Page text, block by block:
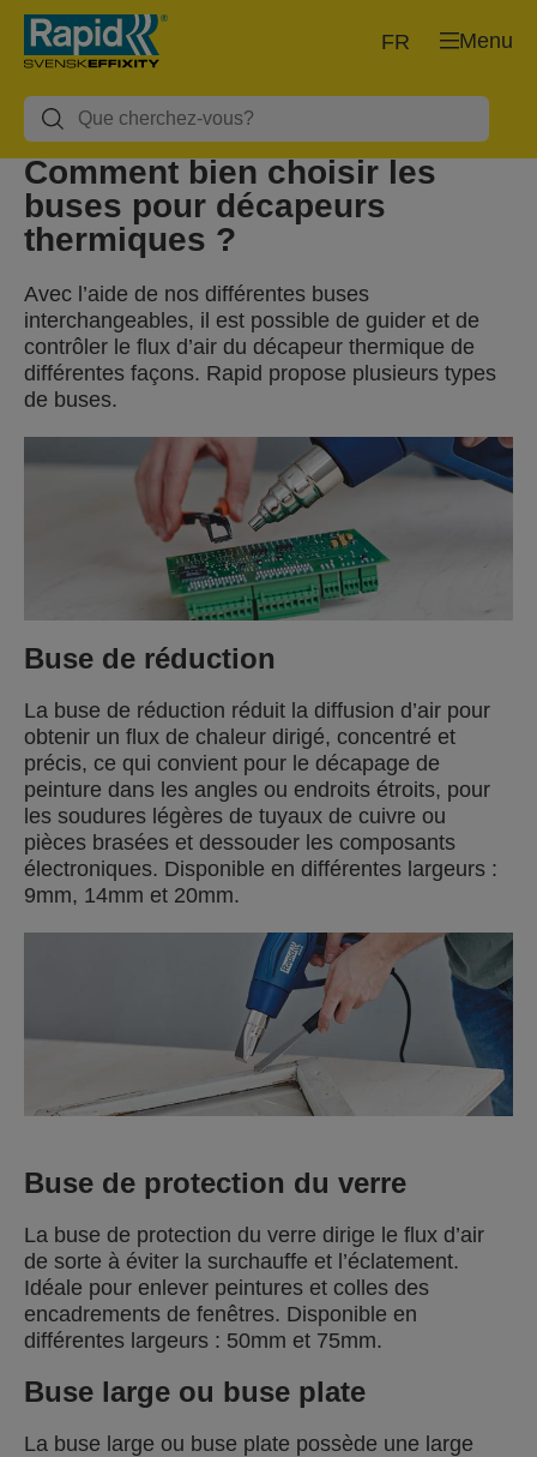
Menu
FR
Comment bien choisir les
buses pour décapeurs
thermiques ?
Avec l’aide de nos différentes buses
interchangeables, il est possible de guider et de
contrôler le flux d’air du décapeur thermique de
différentes façons. Rapid propose plusieurs types
de buses.
Buse de réduction
La buse de réduction réduit la diffusion d’air pour
obtenir un flux de chaleur dirigé, concentré et
précis, ce qui convient pour le décapage de
peinture dans les angles ou endroits étroits, pour
les soudures légères de tuyaux de cuivre ou
pièces brasées et dessouder les composants
électroniques. Disponible en différentes largeurs :
9mm, 14mm et 20mm.
Buse de protection du verre
La buse de protection du verre dirige le flux d’air
de sorte à éviter la surchauffe et l’éclatement.
Idéale pour enlever peintures et colles des
encadrements de fenêtres. Disponible en
différentes largeurs : 50mm et 75mm.
Buse large ou buse plate
La buse large ou buse plate possède une large